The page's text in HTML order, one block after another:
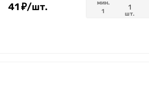
41 ₽/шт.
мин.
1
шт.